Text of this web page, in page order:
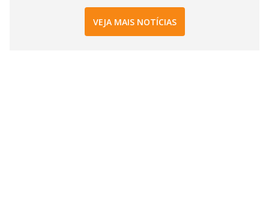
VEJA MAIS NOTÍCIAS